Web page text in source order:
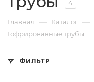
4
Главная — Каталог —
Гофрированные трубы
ФИЛЬТР